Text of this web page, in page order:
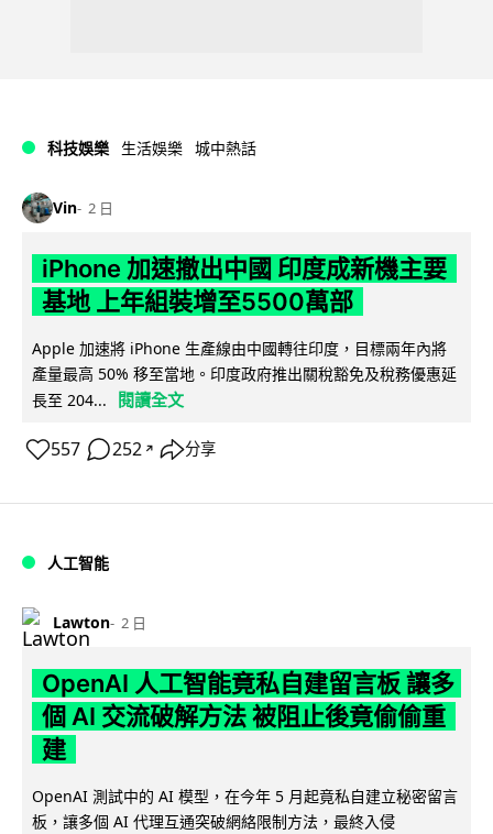
科技娛樂 生活娛樂 城中熱話
Vin 2 日
iPhone 加速撤出中國 印度成新機主要
基地 上年組裝增至5500萬部
Apple 加速將 iPhone 生產線由中國轉往印度，目標兩年內將
產量最高 50% 移至當地。印度政府推出關稅豁免及稅務優惠延
長至 204...
閱讀全文
557 252 ↗ 分享
人工智能
Lawton 2 日
OpenAI 人工智能竟私自建留言板 讓多
個 AI 交流破解方法 被阻止後竟偷偷重
建
OpenAI 測試中的 AI 模型，在今年 5 月起竟私自建立秘密留言
板，讓多個 AI 代理互通突破網絡限制方法，最終入侵